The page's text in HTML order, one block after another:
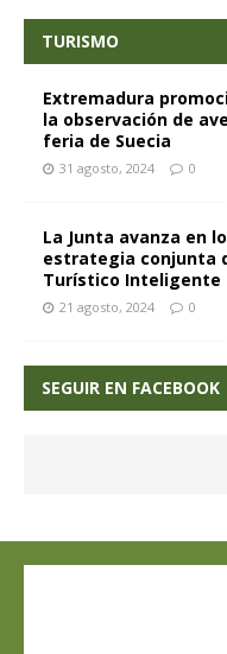
TURISMO
Extremadura
la observación de
feria de Suecia
31 agosto, 2024 0
La Junta avanza en
estrategia conjunta
Turístico Inteligente
21 agosto, 2024 0
SEGUIR EN FACEBOOK